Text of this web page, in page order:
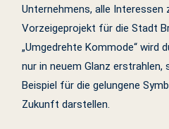
Unternehmens, alle Interessen
Vorzeigeprojekt für die Stadt
„Umgedrehte Kommode“ wird
nur in neuem Glanz erstrahlen,
Beispiel für die gelungene
Zukunft darstellen.